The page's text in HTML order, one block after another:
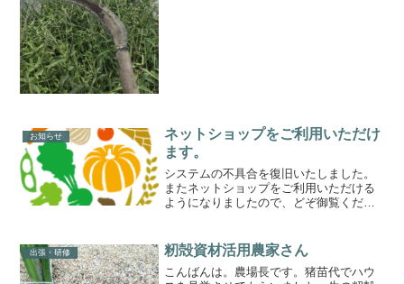
お知らせ
ネットショップをご利用いただけ
ます。
システムの不具合を復旧いたしました。
またネットショップをご利用いただける
ようになりましたので、どぞ御覧くださ
しております。よろしければ、そちらの
ご利用もご検討いただけれ...
出張・研修 籾殻資材活用農家さん
こんばんは。農場長です。猪苗代でハウ